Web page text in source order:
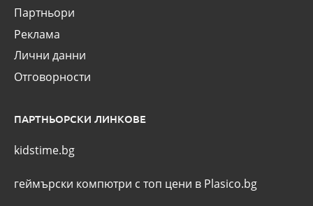
Партньори
Реклама
Лични данни
Отговорности
ПАРТНЬОРСКИ ЛИНКОВЕ
kidstime.bg
геймърски компютри с топ цени в Plasico.bg